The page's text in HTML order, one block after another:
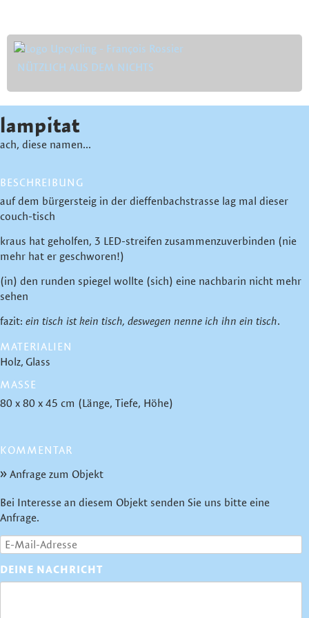
NÜTZLICH AUS DEM NICHTS
lampitat
ach, diese namen...
BESCHREIBUNG
auf dem bürgersteig in der dieffenbachstrasse lag mal dieser
couch-tisch
kraus hat geholfen, 3 LED-streifen zusammenzuverbinden (nie
mehr hat er geschworen!)
(in) den runden spiegel wollte (sich) eine nachbarin nicht mehr
sehen
fazit: ein tisch ist kein tisch, deswegen nenne ich ihn ein tisch.
MATERIALIEN
Holz Glass
MASSE
80 x 80 x 45 cm (Länge, Tiefe, Höhe)
KOMMENTAR
Anfrage zum Objekt
Bei Interesse an diesem Objekt senden Sie uns bitte eine
Anfrage.
DEINE NACHRICHT